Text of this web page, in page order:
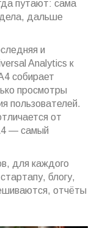
путают: сама
дальше
и
Analytics к
собирает
просмотры
пользователей.
от
— самый
для каждого
блогу,
отчёты